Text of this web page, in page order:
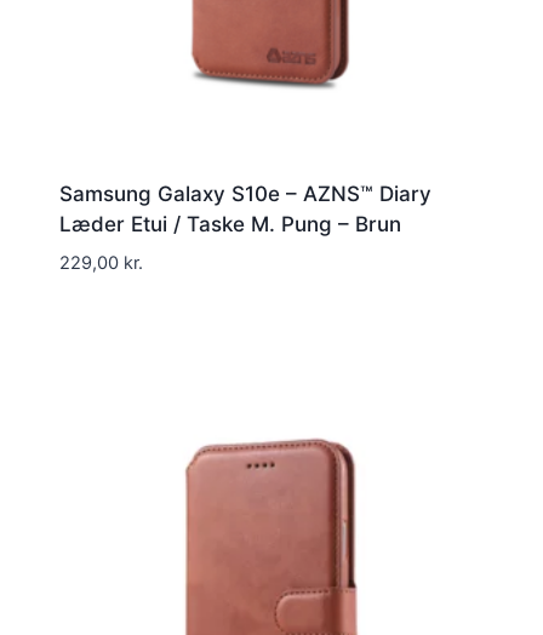
Samsung Galaxy S10e – AZNS™ Diary
Læder Etui / Taske M. Pung – Brun
229,00 kr.